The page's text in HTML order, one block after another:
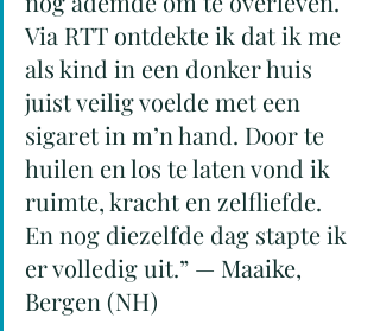
Via RTT ontdekte ik dat ik me
als kind in een donker huis
juist veilig voelde met een
sigaret in m’n hand. Door te
huilen en los te laten vond ik
ruimte, kracht en zelfliefde.
En nog diezelfde dag stapte ik
er volledig uit.” — Maaike,
Bergen (NH)